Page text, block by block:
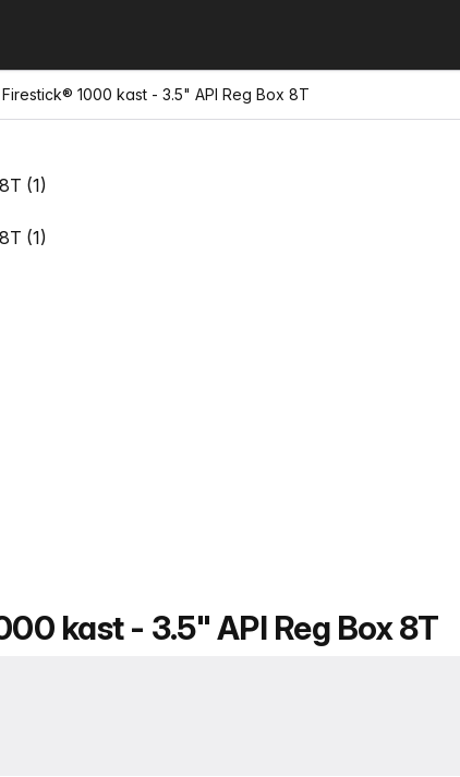
1000 kast - 3.5" API Reg Box 8T
kast - 3.5" API Reg Box 8T